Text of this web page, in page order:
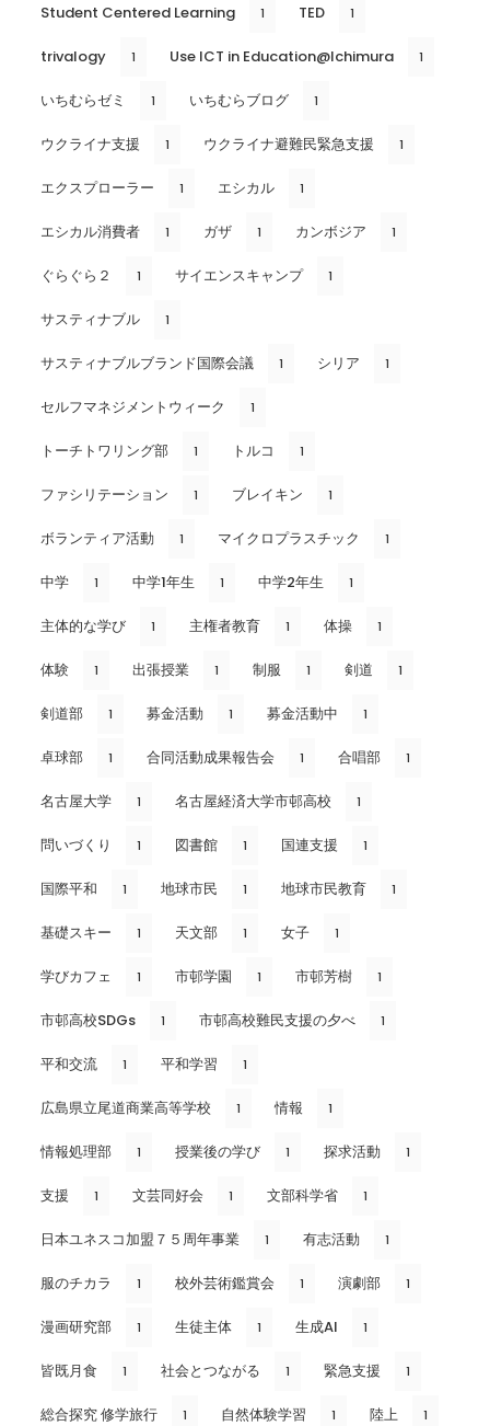
Student Centered Learning 1 TED 1
trivalogy 1 Use ICT in Education@Ichimura 1
いちむらゼミ 1 いちむらブログ 1
ウクライナ支援 1 ウクライナ避難民緊急支援 1
エクスプローラー 1 エシカル 1
エシカル消費者 1 ガザ 1 カンボジア 1
ぐらぐら２ 1 サイエンスキャンプ 1
サスティナブル 1
サスティナブルブランド国際会議 1 シリア 1
セルフマネジメントウィーク 1
トーチトワリング部 1 トルコ 1
ファシリテーション 1 ブレイキン 1
ボランティア活動 1 マイクロプラスチック 1
中学 1 中学1年生 1 中学2年生 1
主体的な学び 1 主権者教育 1 体操 1
体験 1 出張授業 1 制服 1 剣道 1
剣道部 1 募金活動 1 募金活動中 1
卓球部 1 合同活動成果報告会 1 合唱部 1
名古屋大学 1 名古屋経済大学市邨高校 1
問いづくり 1 図書館 1 国連支援 1
国際平和 1 地球市民 1 地球市民教育 1
基礎スキー 1 天文部 1 女子 1
学びカフェ 1 市邨学園 1 市邨芳樹 1
市邨高校SDGs 1 市邨高校難民支援の夕べ 1
平和交流 1 平和学習 1
広島県立尾道商業高等学校 1 情報 1
情報処理部 1 授業後の学び 1 探求活動 1
支援 1 文芸同好会 1 文部科学省 1
日本ユネスコ加盟７５周年事業 1 有志活動 1
服のチカラ 1 校外芸術鑑賞会 1 演劇部 1
漫画研究部 1 生徒主体 1 生成AI 1
皆既月食 1 社会とつながる 1 緊急支援 1
総合探究 修学旅行 1 自然体験学習 1 陸上 1